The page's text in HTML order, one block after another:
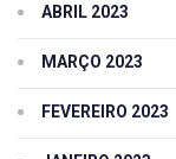
ABRIL 2023
MARÇO 2023
FEVEREIRO 2023